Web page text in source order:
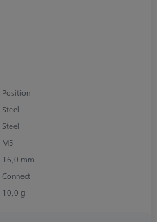
Position
Steel
Steel
M5
16,0 mm
Connect
10,0 g